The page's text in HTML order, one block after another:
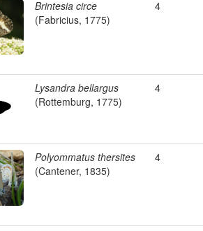
Brintesia circe
(Fabricius, 1775)
4
Lysandra bellargus
(Rottemburg, 1775)
4
Polyommatus thersites
(Cantener, 1835)
4